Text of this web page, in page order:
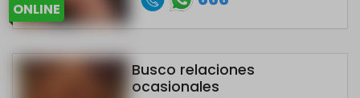
ONLINE
Busco relaciones
ocasionales